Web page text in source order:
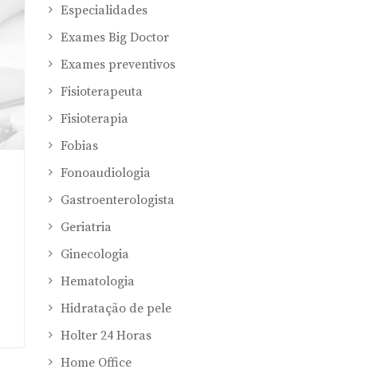
Especialidades
Exames Big Doctor
Exames preventivos
Fisioterapeuta
Fisioterapia
Fobias
Fonoaudiologia
Gastroenterologista
Geriatria
Ginecologia
Hematologia
Hidratação de pele
Holter 24 Horas
Home Office